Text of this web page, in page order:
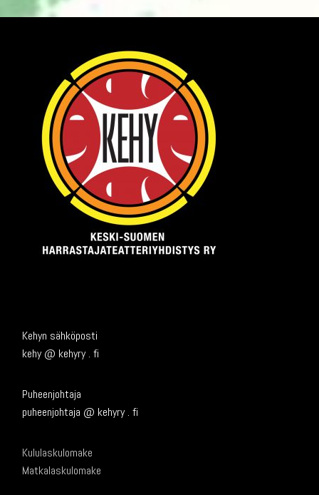
Kehyn sähköposti
kehy @ kehyry . fi
Puheenjohtaja
puheenjohtaja @ kehyry . fi
Kululaskulomake
Matkalaskulomake